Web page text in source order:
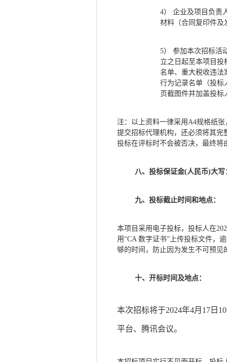
4） 企业及项目负责
材料（合同复印件及
5） 参加本次招标活
立之日起至本项目投
名单、重大税收违法
行为记录名单（投标
页截图件并加盖投标
注：以上资料一律采用A4规格纸张
提交招标代理机构，还必须将其
投标在评标时不会被否决，最终
八、投标保证金(人民币)大写
九、投标截止时间和地点：
本项目采用电子投标，投标人在
用“CA 数字证书”上传投标文件，
够的时间，防止因为发生不可预见
十、开标时间及地点：
本次招标将于2024年4月 17 日
平台、腾讯会议。